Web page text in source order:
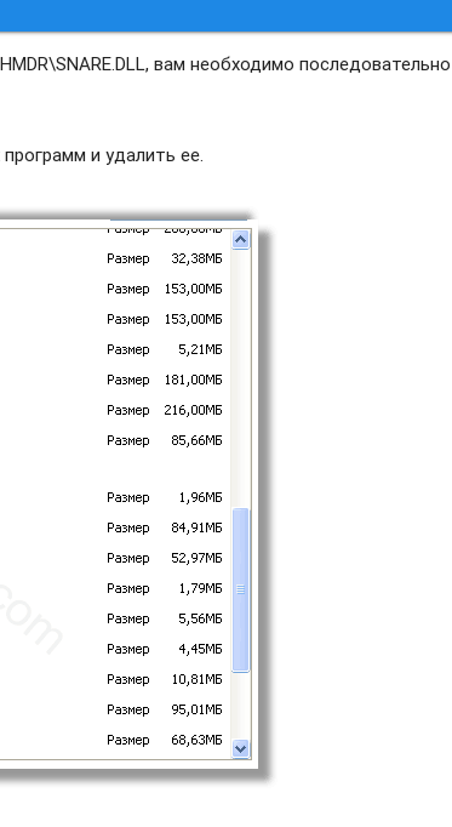
вам необходимо последовательно
и удалить ее.